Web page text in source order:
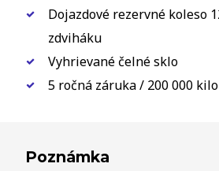
Dojazdové rezervné koleso
zdviháku
Vyhrievané čelné sklo
5 ročná záruka / 200 000
Poznámka